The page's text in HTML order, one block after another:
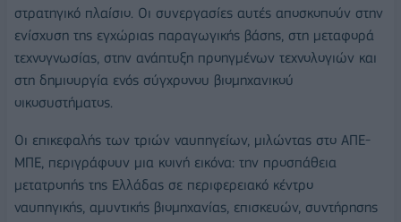
στρατηγικό πλαίσιο. Οι συνεργασίες αυτές αποσκοπούν στην
ενίσχυση της εγχώριας παραγωγικής βάσης, στη μεταφορά
τεχνογνωσίας, στην ανάπτυξη προηγμένων τεχνολογιών και
στη δημιουργία ενός σύγχρονου βιομηχανικού
οικοσυστήματος.
Οι επικεφαλής των τριών ναυπηγείων, μιλώντας στο ΑΠΕ-
ΜΠΕ, περιγράφουν μια κοινή εικόνα: την προσπάθεια
μετατροπής της Ελλάδας σε περιφερειακό κέντρο
ναυπηγικής, αμυντικής βιομηχανίας, επισκευών, συντήρησης